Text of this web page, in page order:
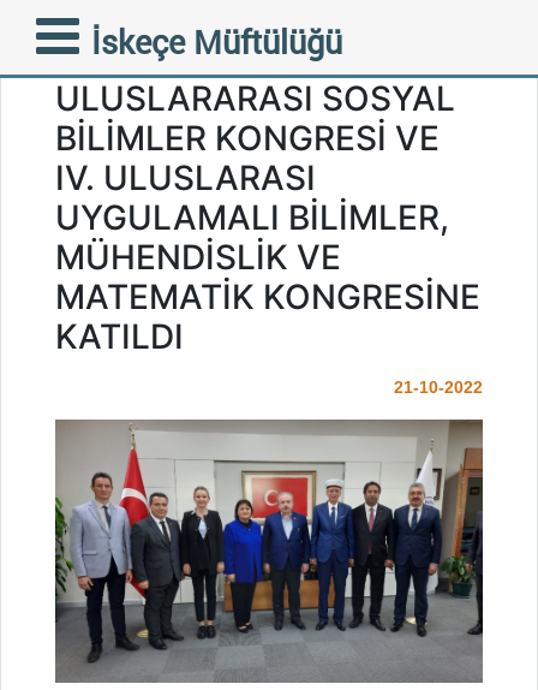
İskeçe Müftülüğü
İSKEÇE MÜFTÜSÜ
MUSTAFA TRAMPA VIII.
ULUSLARARASI SOSYAL
BİLİMLER KONGRESİ VE
IV. ULUSLARASI
UYGULAMALI BİLİMLER,
MÜHENDİSLİK VE
MATEMATİK KONGRESİNE
KATILDI
21-10-2022